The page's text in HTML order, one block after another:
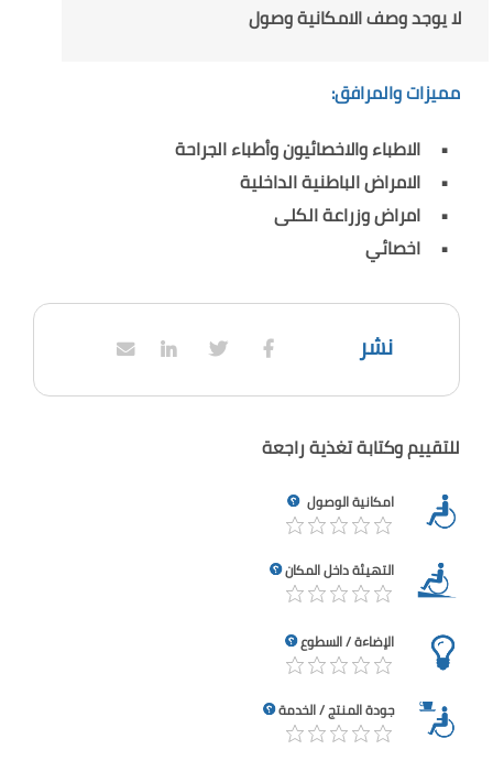
لا يوجد وصف الامكانية وصول
مميزات والمرافق:
الاطباء والاخصائيون وأطباء الجراحة
الامراض الباطنية الداخلية
امراض وزراعة الكلى
اخصائي
نشر
للتقييم وكتابة تغذية راجعة
امكانية الوصول
التهيئة داخل المكان
الإضاءة / السطوع
جودة المنتج / الخدمة